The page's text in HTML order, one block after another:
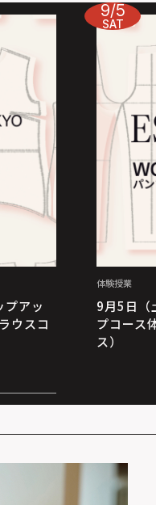
アッ
ウスコ
9/5
SAT
体験授業
9月5日（
プコース
ス）